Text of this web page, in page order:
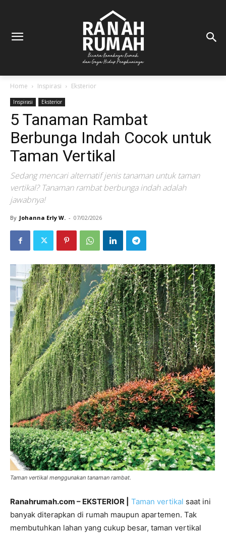
Home Inspirasi Eksterior
Inspirasi Eksterior
5 Tanaman Rambat
Berbunga Indah Cocok untuk
Taman Vertikal
Sedang mencari alternatif jenis tanaman untuk taman
vertikal? Tanaman rambat berbunga indah adalah
jawabnya!
By Johanna Erly W. - 07/02/2026
Taman vertikal menggunakan tanaman rambat.
Ranahrumah.com – EKSTERIOR | Taman vertikal saat ini
banyak diterapkan di rumah maupun apartemen. Tak
membutuhkan lahan yang cukup besar, taman vertikal